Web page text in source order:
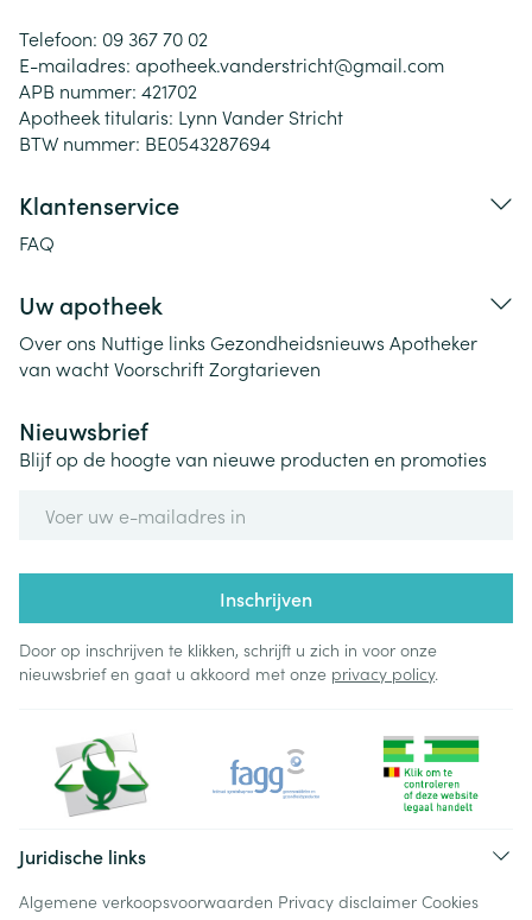
Telefoon: 09 367 70 02
E-mailadres: apotheek.vanderstricht@gmail.com
APB nummer: 421702
Apotheek titularis: Lynn Vander Stricht
BTW nummer: BE0543287694
Klantenservice
FAQ
Uw apotheek
Over ons Nuttige links Gezondheidsnieuws Apotheker
van wachtVoorschriftZorgtarieven
Nieuwsbrief
Blijf op de hoogte van nieuwe producten en promoties
Inschrijven
Door op inschrijven te klikken, schrijft u zich in voor onze
nieuwsbrief en gaat u akkoord met onze privacy policy.
Juridische links
Algemene verkoopsvoorwaarden Privacy disclaimer Cookies